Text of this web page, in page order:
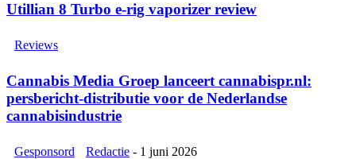
Utillian 8 Turbo e-rig vaporizer review
Reviews
Cannabis Media Groep lanceert cannabispr.nl:
persbericht-distributie voor de Nederlandse
cannabisindustrie
Gesponsord Redactie - 1 juni 2026